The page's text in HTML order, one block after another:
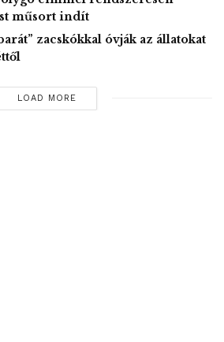
műsort indít
zacskókkal óvják az állatokat
LOAD MORE